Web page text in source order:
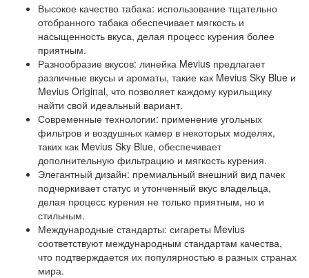
Высокое качество табака: использование тщательно
отобранного табака обеспечивает мягкость и
насыщенность вкуса, делая процесс курения более
приятным.
Разнообразие вкусов: линейка Mevius предлагает
различные вкусы и ароматы, такие как Mevius Sky Blue и
Mevius Original, что позволяет каждому курильщику
найти свой идеальный вариант.
Современные технологии: применение угольных
фильтров и воздушных камер в некоторых моделях,
таких как Mevius Sky Blue, обеспечивает
дополнительную фильтрацию и мягкость курения.
Элегантный дизайн: премиальный внешний вид пачек
подчеркивает статус и утонченный вкус владельца,
делая процесс курения не только приятным, но и
стильным.
Международные стандарты: сигареты Mevius
соответствуют международным стандартам качества,
что подтверждается их популярностью в разных странах
мира.